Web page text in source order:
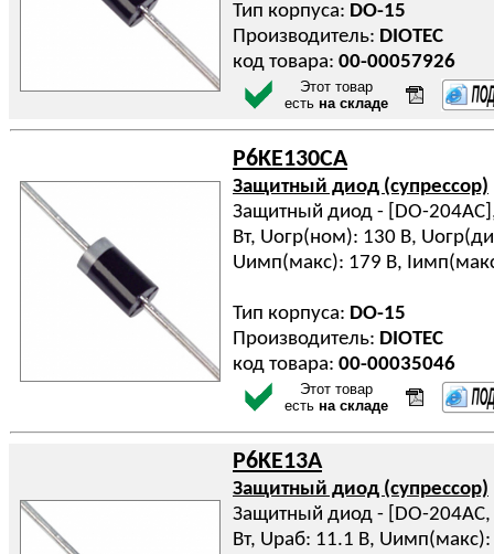
Тип корпуса: DO-15
Производитель: DIOTEC
код товара: 00-00057926
Этот товар
есть на складе
P6KE130CA
Защитный диод (супрессор)
Защитный диод - [DO-
Вт, Uогр(ном): 130 В,
Uимп(макс): 179 В,
Тип корпуса: DO-15
Производитель: DIOTEC
код товара: 00-00035046
Этот товар
есть на складе
P6KE13A
Защитный диод (супрессор)
Защитный диод - [DO-
Вт, Uраб: 11.1 В,